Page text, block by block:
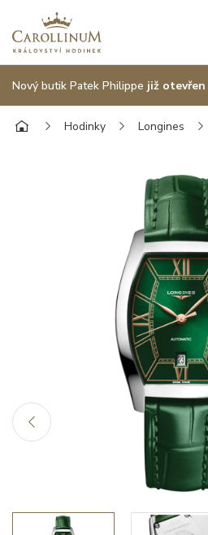
Nový butik Patek Philippe již otevřen
Hodinky Longines